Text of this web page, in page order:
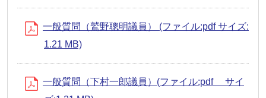
一般質問（鷲野聰明議員） (ファイル:pdf サイズ:
1.21 MB)
一般質問（下村一郎議員）(ファイル:pdf サイ